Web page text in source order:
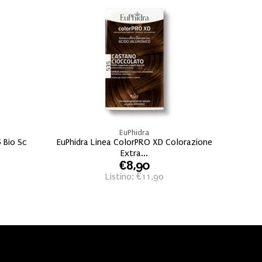
Sc
EuPhidra
EuPhidra Linea ColorPRO XD Colorazione
Extra...
€8,90
Listino: €11,90